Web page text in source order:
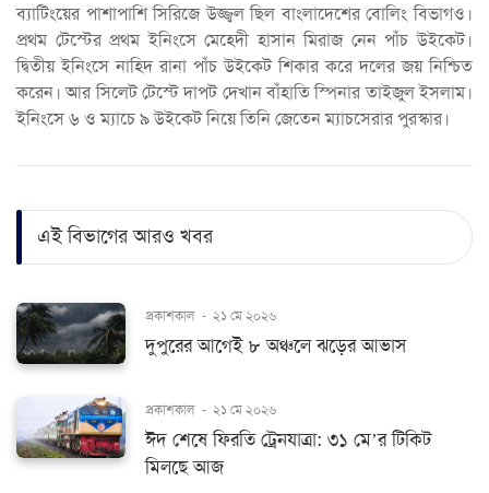
ব্যাটিংয়ের পাশাপাশি সিরিজে উজ্জ্বল ছিল বাংলাদেশের বোলিং বিভাগও।
প্রথম টেস্টের প্রথম ইনিংসে মেহেদী হাসান মিরাজ নেন পাঁচ উইকেট।
দ্বিতীয় ইনিংসে নাহিদ রানা পাঁচ উইকেট শিকার করে দলের জয় নিশ্চিত
করেন। আর সিলেট টেস্টে দাপট দেখান বাঁহাতি স্পিনার তাইজুল ইসলাম।
ইনিংসে ৬ ও ম্যাচে ৯ উইকেট নিয়ে তিনি জেতেন ম্যাচসেরার পুরস্কার।
এই বিভাগের আরও খবর
প্রকাশকাল - ২১ মে ২০২৬
দুপুরের আগেই ৮ অঞ্চলে ঝড়ের আভাস
প্রকাশকাল - ২১ মে ২০২৬
ঈদ শেষে ফিরতি ট্রেনযাত্রা: ৩১ মে’র টিকিট
মিলছে আজ